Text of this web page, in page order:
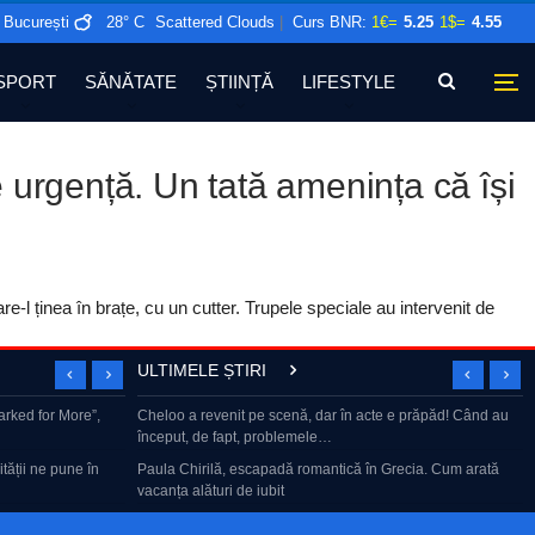
București 28° C Scattered Clouds |Curs BNR: 1€= 5.25 1$= 4.55
SĂNĂTATE ȘTIINȚĂ LIFESTYLE
Un tată amenința că își
l ținea în brațe, cu un cutter. Trupele speciale au intervenit de
for More”,
ne pune în
Gheorghe Piperea – dezvăluiri despre minciunile din
pandemie | Subiectul Zilei,…
Teatru, film, pian, Chopin. Cu Emilia Popescu
ULTIMELE ȘTIRI
CNAIR
up to boost
Cheloo a revenit pe scenă, dar în acte e prăpăd! Când au
început, de fapt, problemele…
Paula Chirilă, escapadă romantică în Grecia. Cum arată
vacanța alături de iubit